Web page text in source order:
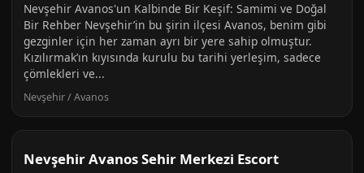
Nevşehir Avanos'un Kalbinde Bir Keşif: Samimi ve Doğal
Bir Rehber Nevşehir’in bu şirin ilçesi Avanos, benim gibi
gezginler için her zaman ayrı bir yere sahip olmuştur.
Kızılırmak’ın kıyısında kurulu bu tarihi yerleşim, sadece
çömlekleri ve...
Nevşehir / Avanos
Nevşehir Avanos Sehir Merkezi Escort